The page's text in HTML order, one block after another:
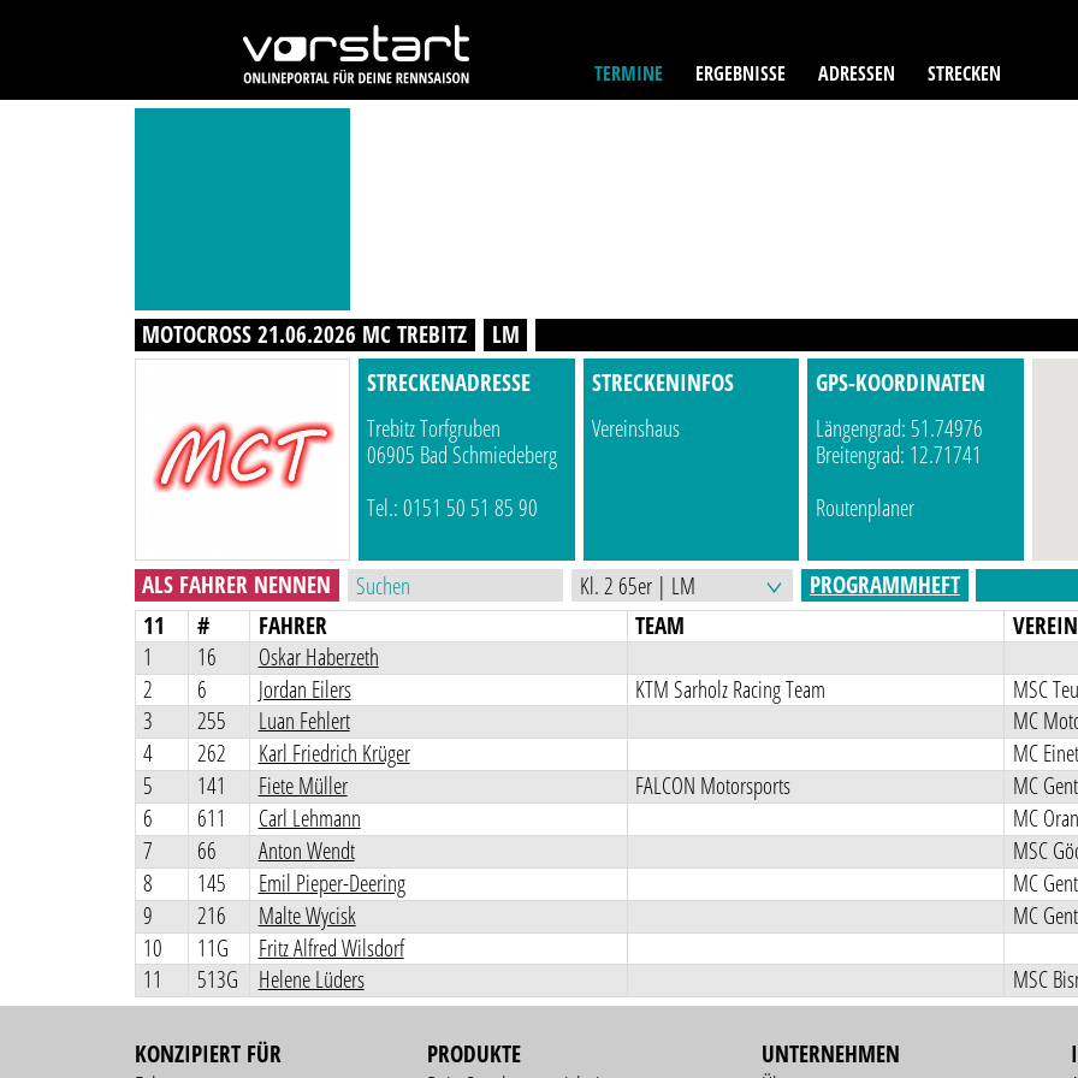
TERMINE ERGEBNISSE ADRESSEN STRECKEN
MOTOCROSS 21.06.2026 MC TREBITZ LM
STRECKENADRESSE
Trebitz Torfgruben
06905 Bad Schmiedeberg
Tel.: 0151 50 51 85 90
STRECKENINFOS
Vereinshaus
GPS-KOORDINATEN
Längengrad: 51.74976
Breitengrad: 12.71741
Routenplaner
ALS FAHRER NENNEN
PROGRAMMHEFT
11
# FAHRER TEAM VEREIN
1
16 Oskar Haberzeth
2
6 Jordan Eilers KTM Sarholz Racing Team MSC
3
255 Luan Fehlert MC
4
262 Karl Friedrich Krüger MC
5
141 Fiete Müller FALCON Motorsports MC
6
611 Carl Lehmann MC
7
66 Anton Wendt MSC
8
145 Emil Pieper-Deering MC
9
216 Malte Wycisk MC
10
11G Fritz Alfred Wilsdorf
11
513G Helene Lüders MSC
KONZIPIERT FÜR
PRODUKTE
UNTERNEHMEN